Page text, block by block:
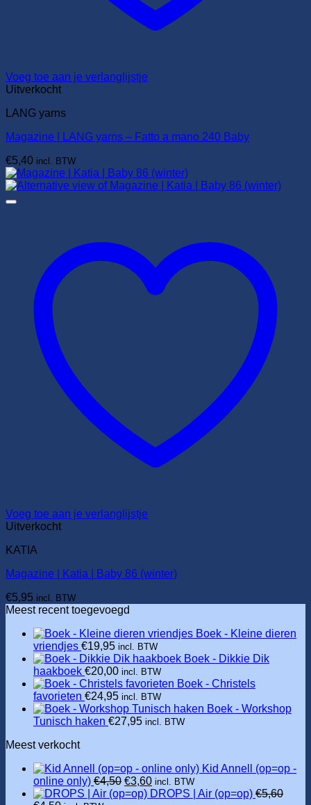
Voeg toe aan je verlanglijstje
Uitverkocht
LANG yarns
Magazine | LANG yarns – Fatto a mano 240 Baby
€5,40 incl. BTW
Voeg toe aan je verlanglijstje
Uitverkocht
KATIA
Magazine | Katia | Baby 86 (winter)
€5,95 incl. BTW
Meest recent toegevoegd
Boek - Kleine dieren
vriendjes €19,95 incl. BTW
Boek - Dikkie Dik
haakboek €20,00 incl. BTW
Boek - Christels
favorieten €24,95 incl. BTW
Boek - Workshop
Tunisch haken €27,95 incl. BTW
Meest verkocht
Kid Annell (op=op -
online only) €4,50 Oorspronkelijke
prijs
€3,60Huidige
prijs
incl. BTW
DROPS | Air (op=op) €5,60